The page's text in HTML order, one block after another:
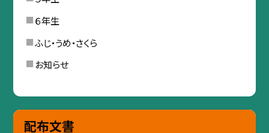
６年生
ふじ・うめ・さくら
お知らせ
配布文書